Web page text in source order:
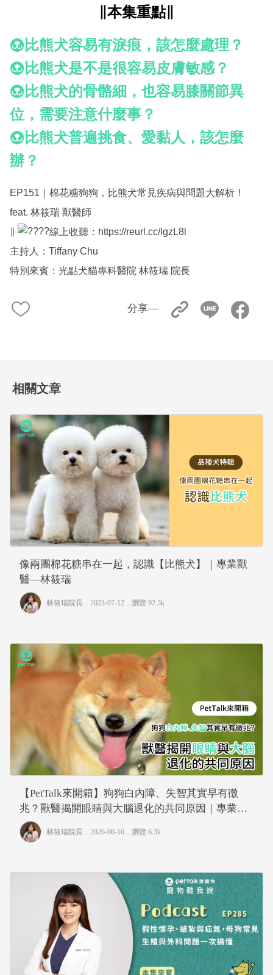
∥本集重點∥
比熊犬容易有淚痕，該怎麼處理？
比熊犬是不是很容易皮膚敏感？
比熊犬的骨骼細，也容易膝關節異
位，需要注意什麼事？
比熊犬普遍挑食、愛黏人，該怎麼
辦？
EP151｜棉花糖狗狗，比熊犬常見疾病與問題大解析！
feat. 林筱瑞 獸醫師
線上收聽： https://reurl.cc/lgzL8l
主持人：Tiffany Chu
特別來賓：光點犬貓專科醫院 林筱瑞 院長
分享––
相關文章
像兩團棉花糖串在一起，認識【比熊犬】｜專業獸
醫—林筱瑞
林筱瑞院長 ．2023-07-12． 瀏覽 92.5k
【PetTalk來開箱】狗狗白內障、失智其實早有徵
兆？獸醫揭開眼睛與大腦退化的共同原因｜專業獸
醫—林筱瑞
林筱瑞院長 ．2026-06-16． 瀏覽 6.3k